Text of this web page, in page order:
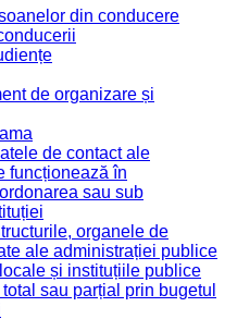
din conducere
de organizare și
de contact ale
funcționează în
sau sub
organele de
ale administrației publice
și instituțiile publice
sau parțial prin bugetul